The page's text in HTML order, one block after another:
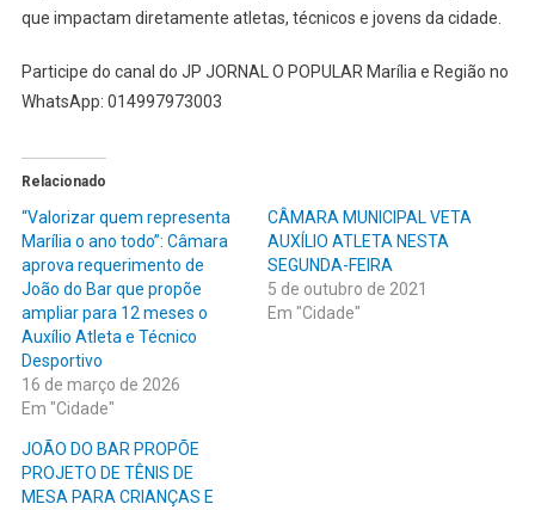
que impactam diretamente atletas, técnicos e jovens da cidade.
Participe do canal do JP JORNAL O POPULAR Marília e Região no
WhatsApp: 014997973003
Relacionado
“Valorizar quem representa
Marília o ano todo”: Câmara
aprova requerimento de
João do Bar que propõe
ampliar para 12 meses o
Auxílio Atleta e Técnico
Desportivo
16 de março de 2026
Em "Cidade"
CÂMARA MUNICIPAL VETA
AUXÍLIO ATLETA NESTA
SEGUNDA-FEIRA
5 de outubro de 2021
Em "Cidade"
JOÃO DO BAR PROPÕE
PROJETO DE TÊNIS DE
MESA PARA CRIANÇAS E